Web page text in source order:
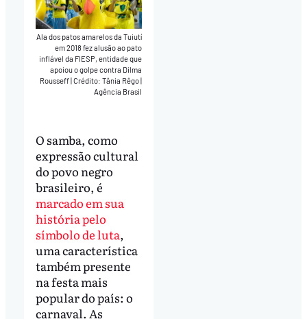
Ala dos patos amarelos da Tuiutí
em 2018 fez alusão ao pato
inflável da FIESP, entidade que
apoiou o golpe contra Dilma
Rousseff|Crédito: Tânia Rêgo |
Agência Brasil
O samba, como
expressão cultural
do povo negro
brasileiro, é
marcado em sua
história pelo
símbolo de luta,
uma característica
também presente
na festa mais
popular do país: o
carnaval. As